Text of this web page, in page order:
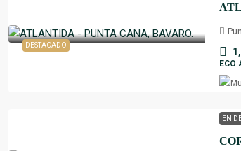
DESTACADO
ECO
EN